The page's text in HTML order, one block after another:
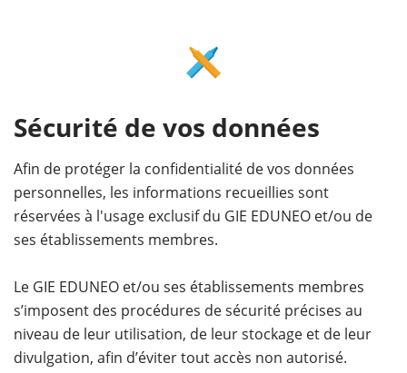
Sécurité de vos données
Afin de protéger la confidentialité de vos données
personnelles, les informations recueillies sont
réservées à l'usage exclusif du GIE EDUNEO et/ou de
ses établissements membres.
Le GIE EDUNEO et/ou ses établissements membres
s’imposent des procédures de sécurité précises au
niveau de leur utilisation, de leur stockage et de leur
divulgation, afin d’éviter tout accès non autorisé.